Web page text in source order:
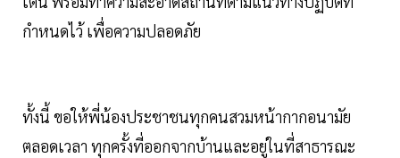
กำหนดไว้ เพื่อความปลอดภัย
ทั้งนี้ ขอให้พี่น้องประชาชนทุกคนสวมหน้ากากอนามัย
ตลอดเวลา ทุกครั้งที่ออกจากบ้านและอยู่ในที่สาธารณะ